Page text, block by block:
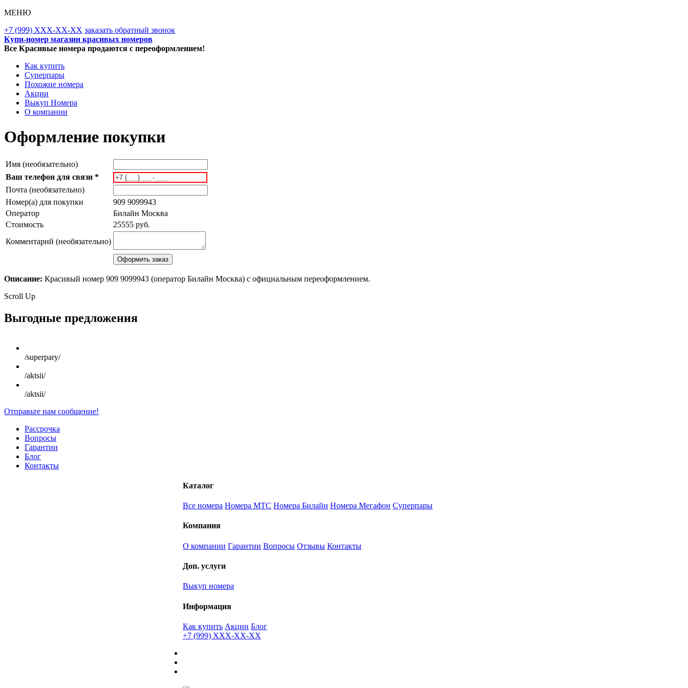
МЕНЮ
+7 (999) XXX-XX-XX заказать обратный звонок
Купи-номер магазин красивых номеров
Все Красивые номера продаются с переоформлением!
Как купить
Суперпары
Похожие номера
Акции
Выкуп Номера
О компании
Оформление покупки
Имя (необязательно)
Ваш телефон для связи *
Почта (необязательно)
Номер(а) для покупки
909 9099943
Оператор
Билайн Москва
Стоимость
25555 руб.
Комментарий (необязательно)
Описание: Красивый номер 909 9099943 (оператор Билайн Москва) с официальным переоформлением.
Scroll Up
Выгодные предложения
/superpary/
/aktsii/
/aktsii/
Отправьте нам сообщение!
Рассрочка
Вопросы
Гарантии
Блог
Контакты
Каталог
Все номера Номера МТС Номера Билайн Номера Мегафон Суперпары
Компания
О компании Гарантии Вопросы Отзывы Контакты
Доп. услуги
Выкуп номера
Информация
Как купить Акции Блог
+7 (999) XXX-XX-XX